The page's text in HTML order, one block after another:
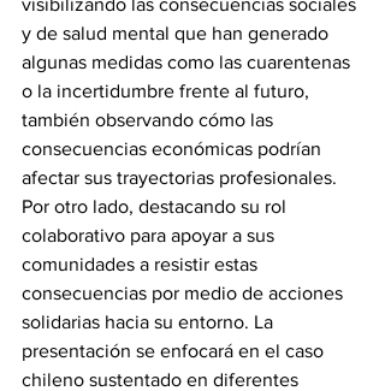
visibilizando las consecuencias sociales
y de salud mental que han generado
algunas medidas como las cuarentenas
o la incertidumbre frente al futuro,
también observando cómo las
consecuencias económicas podrían
afectar sus trayectorias profesionales.
Por otro lado, destacando su rol
colaborativo para apoyar a sus
comunidades a resistir estas
consecuencias por medio de acciones
solidarias hacia su entorno. La
presentación se enfocará en el caso
chileno sustentado en diferentes